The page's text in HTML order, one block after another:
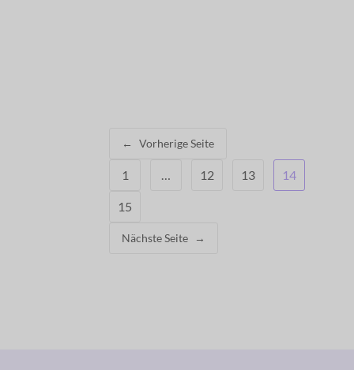
← Vorherige Seite
1 … 12 13 14
15
Nächste Seite →